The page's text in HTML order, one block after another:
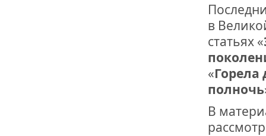
ОТМЕТИЛА
РОССИИ
в
статьях «
«
полночь
В